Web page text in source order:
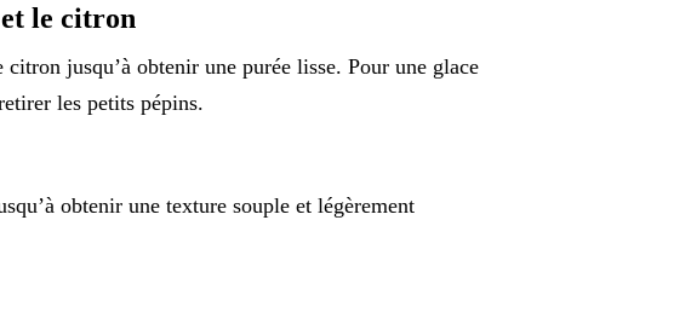
le citron
jusqu’à obtenir une purée lisse. Pour une glace
les petits pépins.
obtenir une texture souple et légèrement